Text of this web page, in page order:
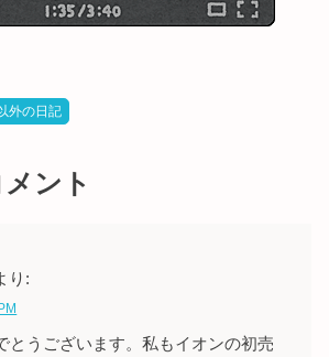
外の日記
ント
り:
とうございます。私もイオンの初売